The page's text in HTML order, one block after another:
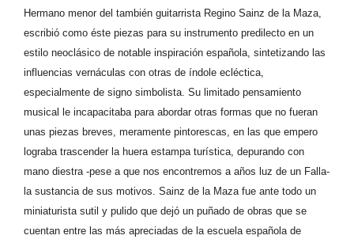
Hermano menor del también guitarrista Regino Sainz de la Maza,
escribió como éste piezas para su instrumento predilecto en un
estilo neoclásico de notable inspiración española, sintetizando las
influencias vernáculas con otras de índole ecléctica,
especialmente de signo simbolista. Su limitado pensamiento
musical le incapacitaba para abordar otras formas que no fueran
unas piezas breves, meramente pintorescas, en las que empero
lograba trascender la huera estampa turística, depurando con
mano diestra -pese a que nos encontremos a años luz de un Falla-
la sustancia de sus motivos. Sainz de la Maza fue ante todo un
miniaturista sutil y pulido que dejó un puñado de obras que se
cuentan entre las más apreciadas de la escuela española de